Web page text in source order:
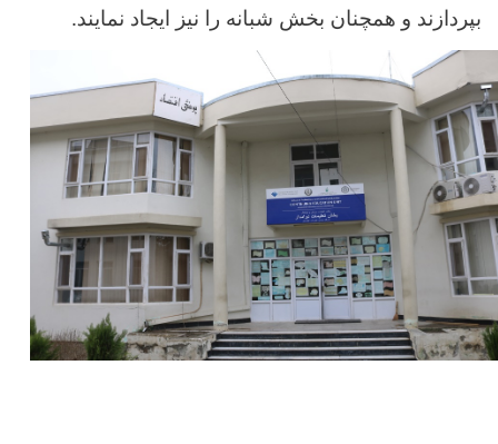
بپردازند و همچنان بخش شبانه را نیز ایجاد نمایند.